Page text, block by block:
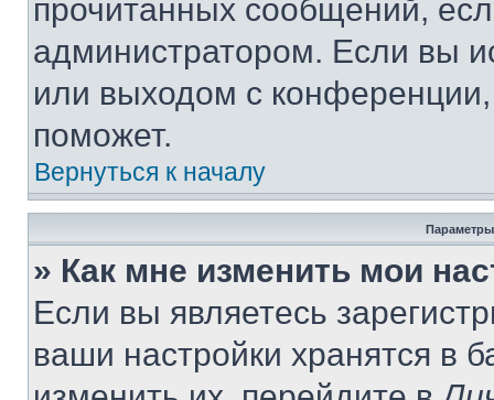
прочитанных сообщений,
администратором. Если вы
или выходом с
поможет.
Вернуться к началу
Параметры
» Как мне изменить мои
Если вы являетесь
ваши настройки хранятся в